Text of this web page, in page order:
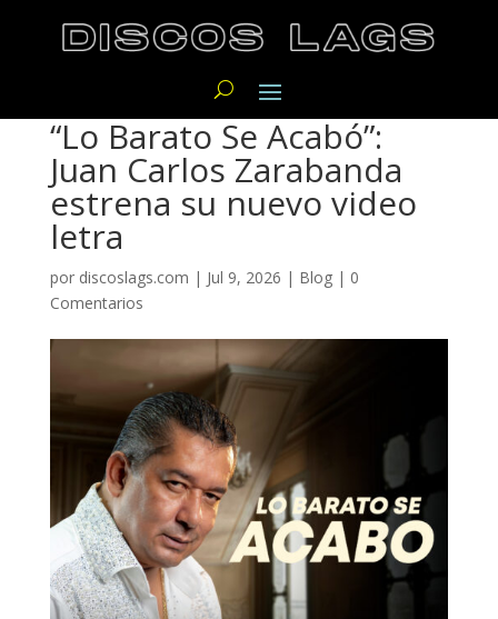
“Lo Barato Se Acabó”:
Juan Carlos Zarabanda
estrena su nuevo video
letra
por discoslags.com | Jul 9, 2026 | Blog| 0
Comentarios